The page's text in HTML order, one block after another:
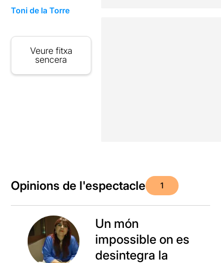
Toni de la Torre
Veure fitxa
sencera
Opinions de l'espectacle 1
Un món
impossible on es
desintegra la